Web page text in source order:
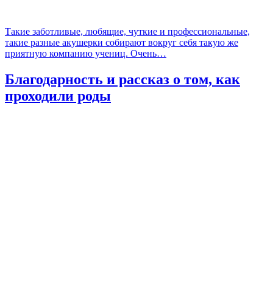
Такие заботливые, любящие, чуткие и профессиональные,
такие разные акушерки собирают вокруг себя такую же
приятную компанию учениц. Очень…
Благодарность и рассказ о том, как
проходили роды